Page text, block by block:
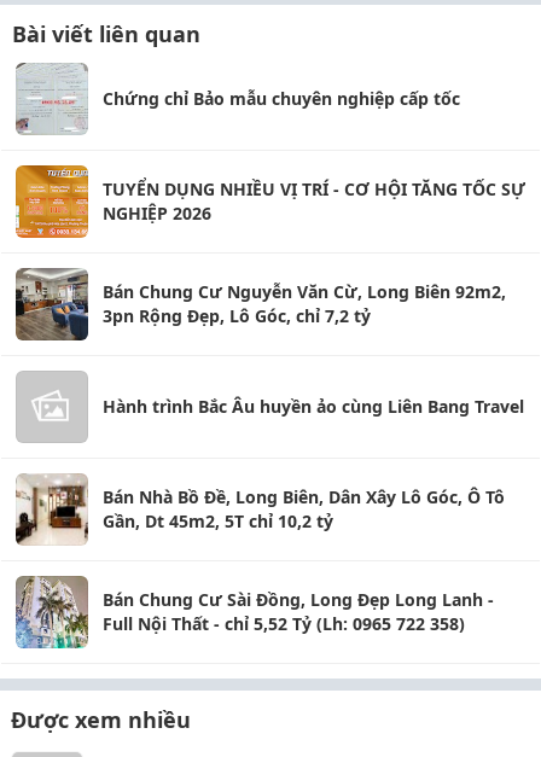
Bài viết liên quan
Chứng chỉ Bảo mẫu chuyên nghiệp cấp tốc
TUYỂN DỤNG NHIỀU VỊ TRÍ - CƠ HỘI TĂNG TỐC SỰ
NGHIỆP 2026
Bán Chung Cư Nguyễn Văn Cừ, Long Biên 92m2,
3pn Rộng Đẹp, Lô Góc, chỉ 7,2 tỷ
Hành trình Bắc Âu huyền ảo cùng Liên Bang Travel
Bán Nhà Bồ Đề, Long Biên, Dân Xây Lô Góc, Ô Tô
Gần, Dt 45m2, 5T chỉ 10,2 tỷ
Bán Chung Cư Sài Đồng, Long Đẹp Long Lanh -
Full Nội Thất - chỉ 5,52 Tỷ (Lh: 0965 722 358)
Được xem nhiều